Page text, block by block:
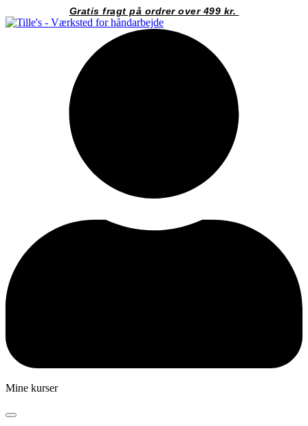
til
Gratis fragt på ordrer over 499 kr.
Mine kurser